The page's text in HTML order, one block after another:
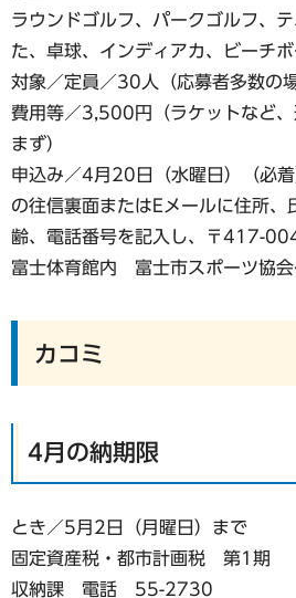
ラウンドゴルフ、パークゴルフ、
た、卓球、インディアカ、ビーチ
対象／定員／30人（応募者多数の
費用等／3,500円（ラケットなど
まず）
申込み／4月20日（水曜日）（必
の往信裏面またはEメールに住所、
齢、電話番号を記入し、〒417-
富士体育館内 富士市スポーツ協会
カコミ
4月の納期限
とき／5月2日（月曜日）まで
固定資産税・都市計画税 第1期
収納課 電話 55-2730